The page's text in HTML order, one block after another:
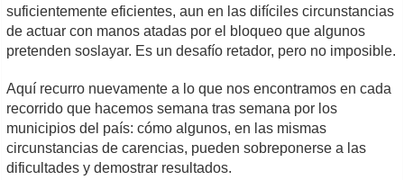
suficientemente eficientes, aun en las difíciles circunstancias
de actuar con manos atadas por el bloqueo que algunos
pretenden soslayar. Es un desafío retador, pero no imposible.
Aquí recurro nuevamente a lo que nos encontramos en cada
recorrido que hacemos semana tras semana por los
municipios del país: cómo algunos, en las mismas
circunstancias de carencias, pueden sobreponerse a las
dificultades y demostrar resultados.